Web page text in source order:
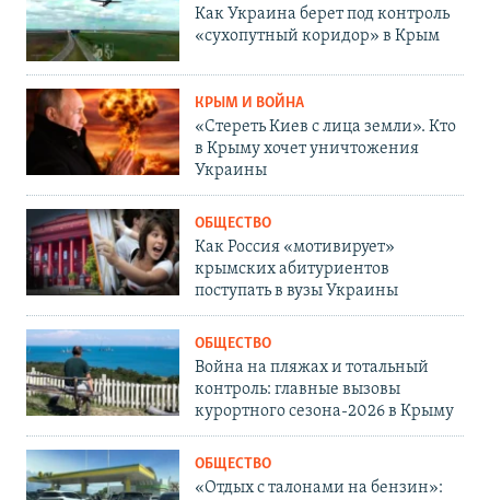
Как Украина берет под контроль
«сухопутный коридор» в Крым
КРЫМ И ВОЙНА
«Стереть Киев с лица земли». Кто
в Крыму хочет уничтожения
Украины
ОБЩЕСТВО
Как Россия «мотивирует»
крымских абитуриентов
поступать в вузы Украины
ОБЩЕСТВО
Война на пляжах и тотальный
контроль: главные вызовы
курортного сезона-2026 в Крыму
ОБЩЕСТВО
«Отдых с талонами на бензин»: